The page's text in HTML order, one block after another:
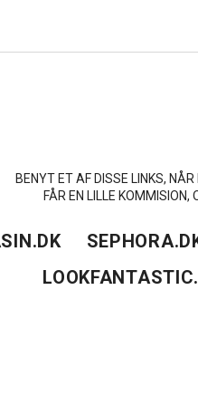
BENYT ET AF DISSE LINKS,
FÅR EN LILLE KOMMISION,